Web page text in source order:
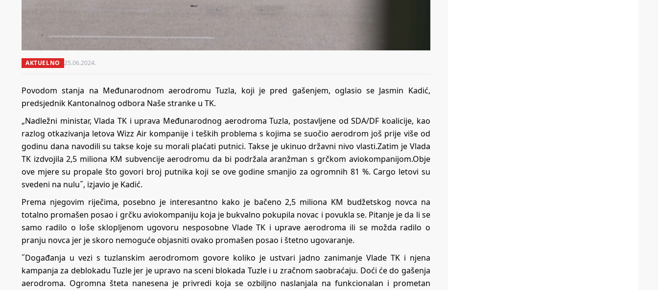
AKTUELNO 25.06.2024.
Povodom stanja na Međunarodnom aerodromu Tuzla, koji je pred gašenjem, oglasio se Jasmin Kadić,
predsjednik Kantonalnog odbora Naše stranke u TK.
„Nadležni ministar, Vlada TK i uprava Međunarodnog aerodroma Tuzla, postavljene od SDA/DF koalicije, kao
razlog otkazivanja letova Wizz Air kompanije i teških problema s kojima se suočio aerodrom još prije više od
godinu dana navodili su takse koje su morali plaćati putnici. Takse je ukinuo državni nivo vlasti.Zatim je Vlada
TK izdvojila 2,5 miliona KM subvencije aerodromu da bi podržala aranžman s grčkom aviokompanijom.Obje
ove mjere su propale što govori broj putnika koji se ove godine smanjio za ogromnih 81 %. Cargo letovi su
svedeni na nulu˝, izjavio je Kadić.
Prema njegovim riječima, posebno je interesantno kako je bačeno 2,5 miliona KM budžetskog novca na
totalno promašen posao i grčku aviokompaniju koja je bukvalno pokupila novac i povukla se. Pitanje je da li se
samo radilo o loše sklopljenom ugovoru nesposobne Vlade TK i uprave aerodroma ili se možda radilo o
pranju novca jer je skoro nemoguće objasniti ovako promašen posao i štetno ugovaranje.
˝Događanja u vezi s tuzlanskim aerodromom govore koliko je ustvari jadno zanimanje Vlade TK i njena
kampanja za deblokadu Tuzle jer je upravo na sceni blokada Tuzle i u zračnom saobraćaju. Doći će do gašenja
aerodroma. Ogromna šteta nanesena je privredi koja se ozbiljno naslanjala na funkcionalan i prometan